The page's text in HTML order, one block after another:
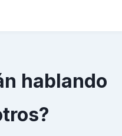
hablando